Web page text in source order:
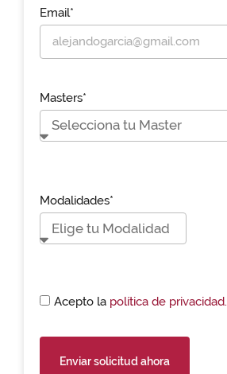
Email*
Masters*
Modalidades*
Acepto la política de privacidad.
Enviar solicitud ahora